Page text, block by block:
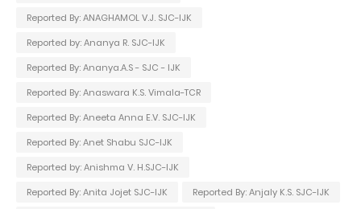
Reported By: ANAGHAMOL V.J. SJC-IJK
Reported by: Ananya R. SJC-IJK
Reported By: Ananya.A.S - SJC - IJK
Reported By: Anaswara K.S. Vimala-TCR
Reported By: Aneeta Anna E.V. SJC-IJK
Reported By: Anet Shabu SJC-IJK
Reported by: Anishma V. H.SJC-IJK
Reported By: Anita Jojet SJC-IJK
Reported By: Anjaly K.S. SJC-IJK